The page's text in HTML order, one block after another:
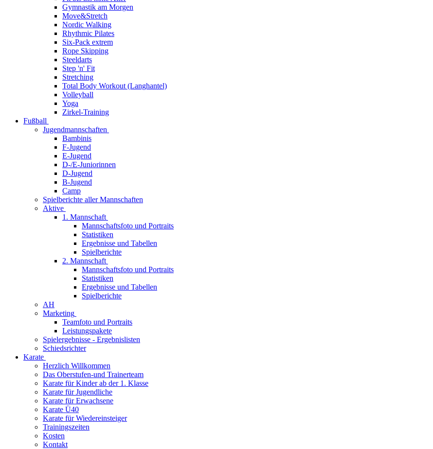
Gymnastik am Morgen
Move&Stretch
Nordic Walking
Rhythmic Pilates
Six-Pack extrem
Rope Skipping
Steeldarts
Step 'n' Fit
Stretching
Total Body Workout (Langhantel)
Volleyball
Yoga
Zirkel-Training
Fußball
Jugendmannschaften
Bambinis
F-Jugend
E-Jugend
D-/E-Juniorinnen
D-Jugend
B-Jugend
Camp
Spielberichte aller Mannschaften
Aktive
1. Mannschaft
Mannschaftsfoto und Portraits
Statistiken
Ergebnisse und Tabellen
Spielberichte
2. Mannschaft
Mannschaftsfoto und Portraits
Statistiken
Ergebnisse und Tabellen
Spielberichte
AH
Marketing
Teamfoto und Portraits
Leistungspakete
Spielergebnisse - Ergebnislisten
Schiedsrichter
Karate
Herzlich Willkommen
Das Oberstufen-und Trainerteam
Karate für Kinder ab der 1. Klasse
Karate für Jugendliche
Karate für Erwachsene
Karate Ü40
Karate für Wiedereinsteiger
Trainingszeiten
Kosten
Kontakt